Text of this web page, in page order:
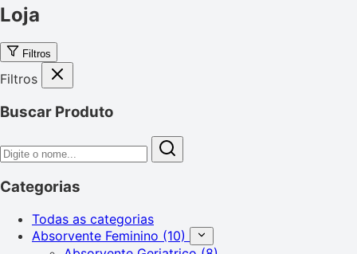
Loja
Filtros
Filtros
Buscar Produto
Categorias
Todas as categorias
Absorvente Feminino (10)